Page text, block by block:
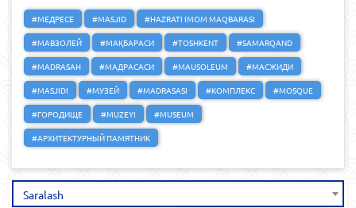
#МЕДРЕСЕ #MASJID
#HAZRATI IMOM MAQBARASI
#МАВЗОЛЕЙ
#МАҚБАРАСИ #TOSHKENT
#SAMARQAND
#MADRASAH
#МАДРАСАСИ #MAUSOLEUM
#МАСЖИДИ
#MASJIDI
#МУЗЕЙ #MADRASASI #КОМПЛЕКС
#MOSQUE
#ГОРОДИЩЕ
#MUZEYI
#MUSEUM
#АРХИТЕКТУРНЫЙ ПАМЯТНИК
Saralash